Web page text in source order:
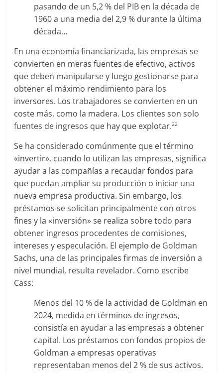
pasando de un 5,2 % del PIB en la década de
1960 a una media del 2,9 % durante la última
década…
En una economía financiarizada, las empresas se
convierten en meras fuentes de efectivo, activos
que deben manipularse y luego gestionarse para
obtener el máximo rendimiento para los
inversores. Los trabajadores se convierten en un
coste más, como la madera. Los clientes son solo
fuentes de ingresos que hay que explotar.22
Se ha considerado comúnmente que el término
«invertir», cuando lo utilizan las empresas, significa
ayudar a las compañías a recaudar fondos para
que puedan ampliar su producción o iniciar una
nueva empresa productiva. Sin embargo, los
préstamos se solicitan principalmente con otros
fines y la «inversión» se realiza sobre todo para
obtener ingresos procedentes de comisiones,
intereses y especulación. El ejemplo de Goldman
Sachs, una de las principales firmas de inversión a
nivel mundial, resulta revelador. Como escribe
Cass:
Menos del 10 % de la actividad de Goldman en
2024, medida en términos de ingresos,
consistía en ayudar a las empresas a obtener
capital. Los préstamos con fondos propios de
Goldman a empresas operativas
representaban menos del 2 % de sus activos.